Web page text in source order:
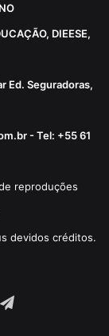
DIEESE,
Ed. Seguradoras,
- Tel: +55 61
reproduções
devidos créditos.